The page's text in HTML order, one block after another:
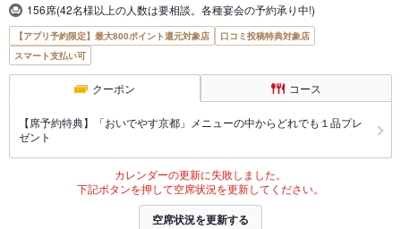
156席(42名様以上の人数は要相談。各種宴会の予約承り中!)
【アプリ予約限定】最大800ポイント還元対象店
口コミ投稿特典対象店
スマート支払い可
クーポン コース
【席予約特典】「おいでやす京都」メニューの中からどれでも１品プレ
ゼント
カレンダーの更新に失敗しました。
下記ボタンを押して空席状況を更新してください。
空席状況を更新する